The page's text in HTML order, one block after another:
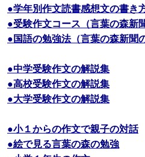
●学年別作文読書感想文の書き
●受験作文コース（言葉の森新
●国語の勉強法（言葉の森新聞
●中学受験作文の解説集
●高校受験作文の解説集
●大学受験作文の解説集
●小１からの作文で親子の対話
●絵で見る言葉の森の勉強